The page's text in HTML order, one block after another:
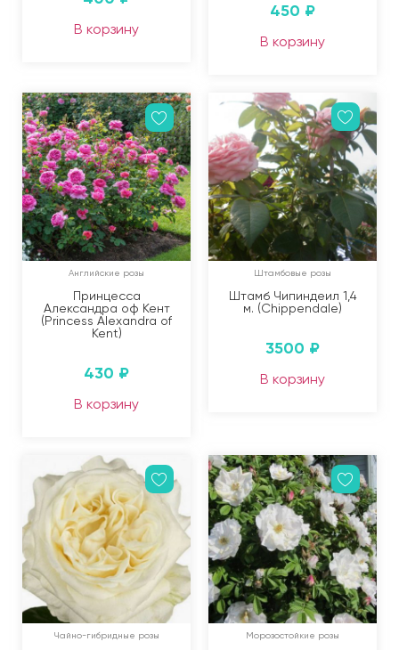
В корзину
450 ₽
В корзину
Английские розы
Принцесса
Александра оф Кент
(Princess Alexandra of
Kent)
430 ₽
В корзину
Штамбовые розы
Штамб Чипиндеил 1,4
м. (Chippendale)
3500 ₽
В корзину
Чайно-гибридные розы Морозостойкие розы